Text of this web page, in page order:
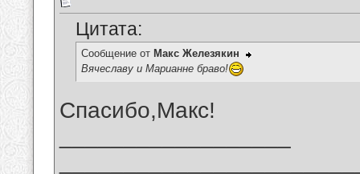
Цитата:
Сообщение от Макс Железякин
Вячеславу и Марианне браво!
Спасибо,Макс!